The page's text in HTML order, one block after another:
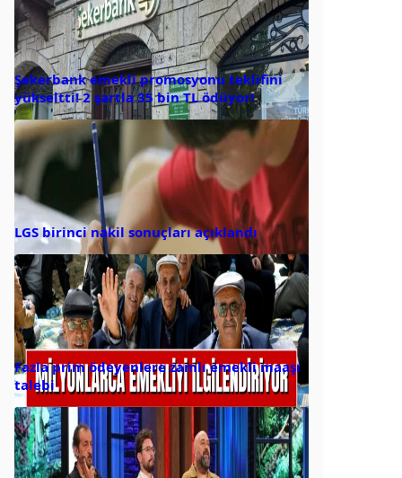
Şekerbank emekli promosyonu teklifini
yükseltti! 2 şartla 35 bin TL ödüyor!
LGS birinci nakil sonuçları açıklandı
Fazla prim ödeyenlere zamlı emekli maaşı
talebi